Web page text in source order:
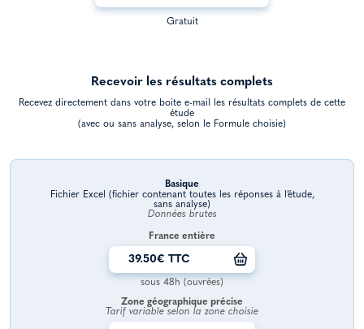
Gratuit
Recevoir les résultats complets
Recevez directement dans votre boite e-mail les résultats complets de cette
étude
(avec ou sans analyse, selon le Formule choisie)
Basique
Fichier Excel (fichier contenant toutes les réponses à l’étude,
sans analyse)
Données brutes
France entière
39.50€ TTC
sous 48h (ouvrées)
Zone géographique précise
Tarif variable selon la zone choisie